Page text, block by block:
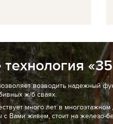
технология
возводить надежный
ж/б сваях.
много лет в
Вами живем, стоит на железо-